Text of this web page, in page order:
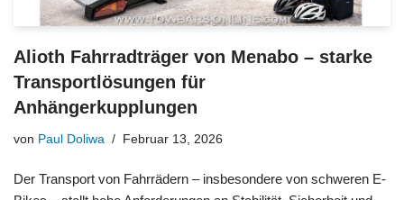
Alioth Fahrradträger von Menabo – starke
Transportlösungen für
Anhängerkupplungen
von Paul Doliwa Februar 13, 2026
Der Transport von Fahrrädern – insbesondere von schweren E-